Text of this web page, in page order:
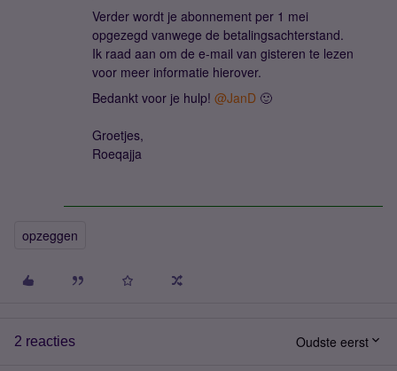
Verder wordt je abonnement per 1 mei
opgezegd vanwege de betalingsachterstand.
Ik raad aan om de e-mail van gisteren te lezen
voor meer informatie hierover.
Bedankt voor je hulp! ​ @JanD 🙂
Groetjes,
Roeqajja
opzeggen
2 reacties Oudste eerst